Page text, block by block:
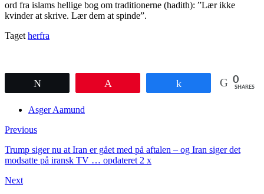
ord fra islams hellige bog om traditionerne (hadith): ”Lær ikke
kvinder at skrive. Lær dem at spinde”.
Taget herfra
0
SHARES
Asger Aamund
Previous
Trump siger nu at Iran er gået med på aftalen – og Iran siger det
modsatte på iransk TV … opdateret 2 x
Next